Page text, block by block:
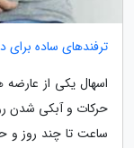
ترفندهای ساده برای
اسهال یکی از
حرکات و آبکی شدن
ساعت تا چند روز و